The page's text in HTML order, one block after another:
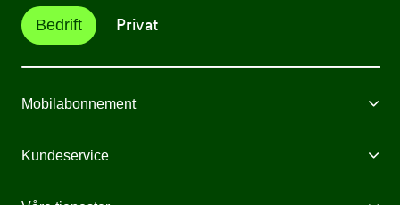
Bedrift Privat
Mobilabonnement
Mobilabonnement
Kundeservice
Spørsmål og svar